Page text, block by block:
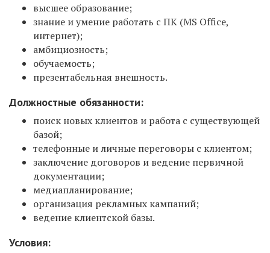
высшее образование;
знание и умение работать с ПК (MS Office,
интернет);
амбициозность;
обучаемость;
презентабельная внешность.
Должностные обязанности:
поиск новых клиентов и работа с существующей
базой;
телефонные и личные переговоры с клиентом;
заключение договоров и ведение первичной
документации;
медиапланирование;
организация рекламных кампаний;
ведение клиентской базы.
Условия: